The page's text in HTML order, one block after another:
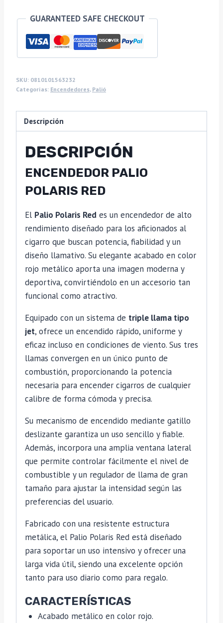
GUARANTEED SAFE CHECKOUT
SKU: 0810101563232
Categorías: Encendedores, Palió
Descripción
DESCRIPCIÓN
ENCENDEDOR PALIO
POLARIS RED
El Palio Polaris Red es un encendedor de alto
rendimiento diseñado para los aficionados al
cigarro que buscan potencia, fiabilidad y un
diseño llamativo. Su elegante acabado en color
rojo metálico aporta una imagen moderna y
deportiva, convirtiéndolo en un accesorio tan
funcional como atractivo.
Equipado con un sistema de triple llama tipo
jet, ofrece un encendido rápido, uniforme y
eficaz incluso en condiciones de viento. Sus tres
llamas convergen en un único punto de
combustión, proporcionando la potencia
necesaria para encender cigarros de cualquier
calibre de forma cómoda y precisa.
Su mecanismo de encendido mediante gatillo
deslizante garantiza un uso sencillo y fiable.
Además, incorpora una amplia ventana lateral
que permite controlar fácilmente el nivel de
combustible y un regulador de llama de gran
tamaño para ajustar la intensidad según las
preferencias del usuario.
Fabricado con una resistente estructura
metálica, el Palio Polaris Red está diseñado
para soportar un uso intensivo y ofrecer una
larga vida útil, siendo una excelente opción
tanto para uso diario como para regalo.
CARACTERÍSTICAS
Acabado metálico en color rojo.